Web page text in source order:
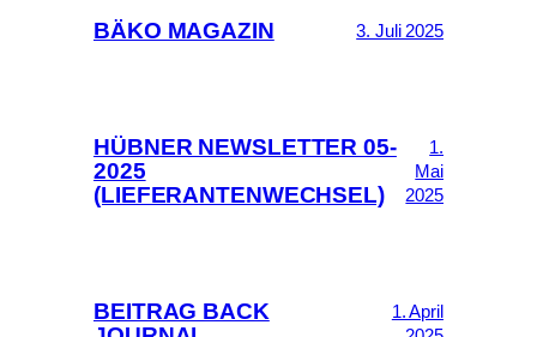
BÄKO MAGAZIN 3. Juli 2025
HÜBNER NEWSLETTER 05-
2025
(LIEFERANTENWECHSEL)
1.
Mai
2025
BEITRAG BACK
1. April